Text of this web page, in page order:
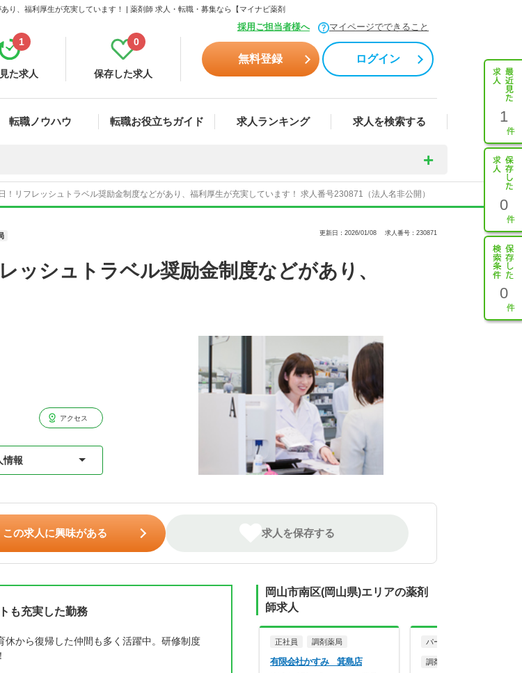
り、福利厚生が充実しています！ | 薬剤師 求人・転職・募集なら【マイナビ薬剤
採用ご担当者様へ マイページでできること
た求人
1
保存した求人
0
無料登録 ログイン
転職ノウハウ 転職お役立ちガイド 求人ランキング 求人を検索する 1
0
0
！リフレッシュトラベル奨励金制度などがあり、福利厚生が充実しています！ 求人番号230871（法人名非公開）
更新日：2026/01/08 求人番号：230871
ッシュトラベル奨励金制度などがあり、
アクセス
情報
この求人に興味がある 求人を保存する
も充実した勤務
から復帰した仲間も多く活躍中。研修制度
岡山市南区(岡山県)エリアの薬剤
師求人
正社員 調剤薬局
有限会社かすみ 箕島店
パート・アルバイト
調剤薬局